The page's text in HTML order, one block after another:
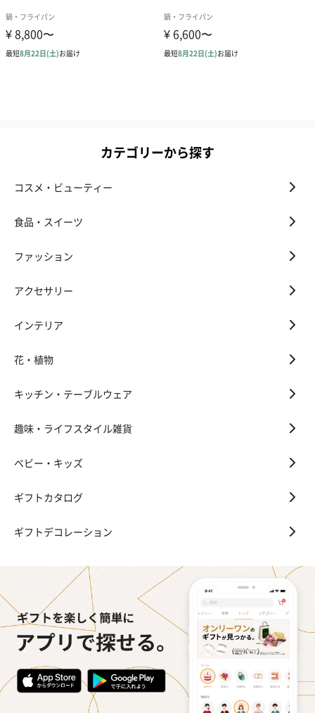
カテゴリーから探す
コスメ・ビューティー
食品・スイーツ
ファッション
アクセサリー
インテリア
花・植物
キッチン・テーブルウェア
趣味・ライフスタイル雑貨
ベビー・キッズ
ギフトカタログ
ギフトデコレーション